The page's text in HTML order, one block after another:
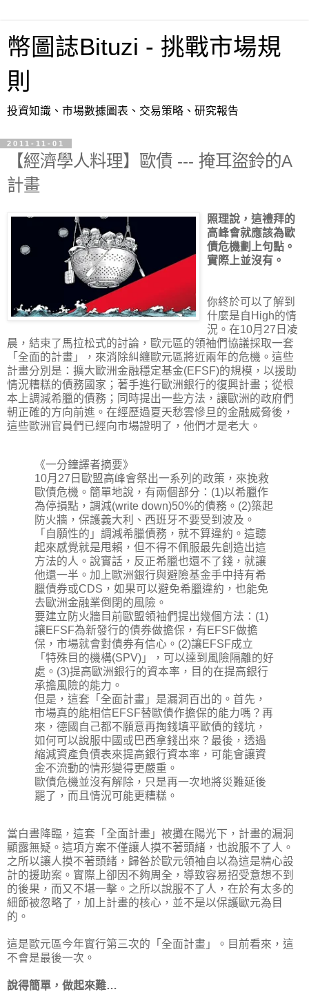
幣圖誌Bituzi - 挑戰市場規
則
投資知識、市場數據圖表、交易策略、研究報告
2011-11-01
【經濟學人料理】歐債 --- 掩耳盜鈴的A
計畫
照理說，這禮拜的
高峰會就應該為歐
債危機劃上句點。
實際上並沒有。
你終於可以了解到
什麼是自High的情
況。在10月27日凌
晨，結束了馬拉松式的討論，歐元區的領袖們協議採取一套
「全面的計畫」，來消除糾纏歐元區將近兩年的危機。這些
計畫分別是：擴大歐洲金融穩定基金(EFSF)的規模，以援助
情況糟糕的債務國家；著手進行歐洲銀行的復興計畫；從根
本上調減希臘的債務；同時提出一些方法，讓歐洲的政府們
朝正確的方向前進。在經歷過夏天愁雲慘旦的金融威脅後，
這些歐洲官員們已經向市場證明了，他們才是老大。
《一分鐘譯者摘要》
10月27日歐盟高峰會祭出一系列的政策，來挽救
歐債危機。簡單地說，有兩個部分：(1)以希臘作
為停損點，調減(write down)50%的債務。(2)築起
防火牆，保護義大利、西班牙不要受到波及。
「自願性的」調減希臘債務，就不算違約。這聽
起來感覺就是甩賴，但不得不佩服最先創造出這
方法的人。說實話，反正希臘也還不了錢，就讓
他還一半。加上歐洲銀行與避險基金手中持有希
臘債券或CDS，如果可以避免希臘違約，也能免
去歐洲金融業倒閉的風險。
要建立防火牆目前歐盟領袖們提出幾個方法：(1)
讓EFSF為新發行的債券做擔保，有EFSF做擔
保，市場就會對債券有信心。(2)讓EFSF成立
「特殊目的機構(SPV)」，可以達到風險隔離的好
處。(3)提高歐洲銀行的資本率，目的在提高銀行
承擔風險的能力。
但是，這套「全面計畫」是漏洞百出的。首先，
市場真的能相信EFSF替歐債作擔保的能力嗎？再
來，德國自己都不願意再掏錢填平歐債的錢坑，
如何可以說服中國或巴西拿錢出來？最後，透過
縮減資產負債表來提高銀行資本率，可能會讓資
金不流動的情形變得更嚴重。
歐債危機並沒有解除，只是再一次地將災難延後
罷了，而且情況可能更糟糕。
當白晝降臨，這套「全面計畫」被攤在陽光下，計畫的漏洞
顯露無疑。這項方案不僅讓人摸不著頭緒，也說服不了人。
之所以讓人摸不著頭緒，歸咎於歐元領袖自以為這是精心設
計的援助案。實際上卻因不夠周全，導致容易招受意想不到
的後果，而又不堪一擊。之所以說服不了人，在於有太多的
細節被忽略了，加上計畫的核心，並不是以保護歐元為目
的。
這是歐元區今年實行第三次的「全面計畫」。目前看來，這
不會是最後一次。
說得簡單，做起來難…